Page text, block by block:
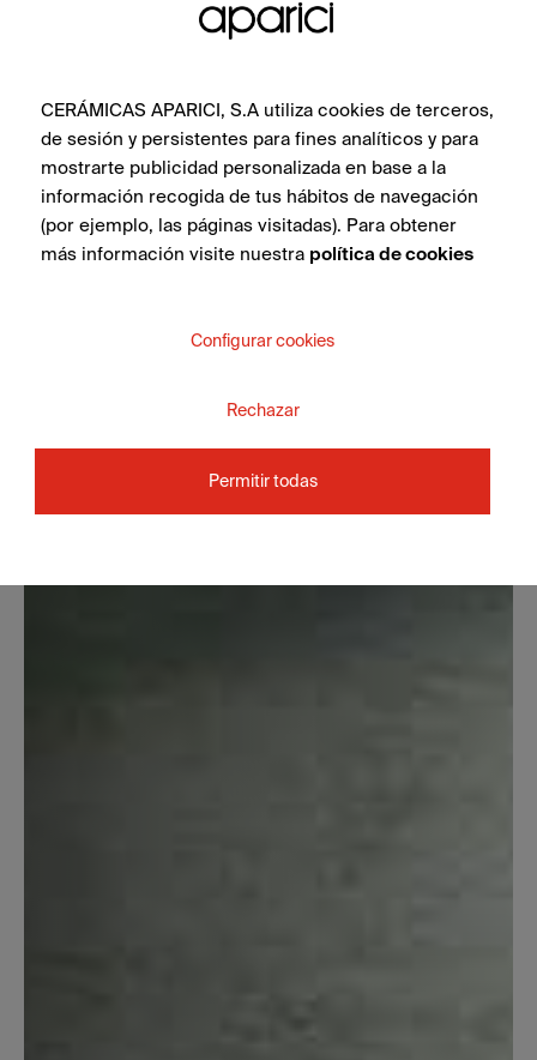
CERÁMICAS APARICI, S.A utiliza cookies de terceros,
de sesión y persistentes para fines analíticos y para
mostrarte publicidad personalizada en base a la
información recogida de tus hábitos de navegación
(por ejemplo, las páginas visitadas). Para obtener
más información visite nuestra política de cookies
Configurar cookies
Rechazar
Permitir todas